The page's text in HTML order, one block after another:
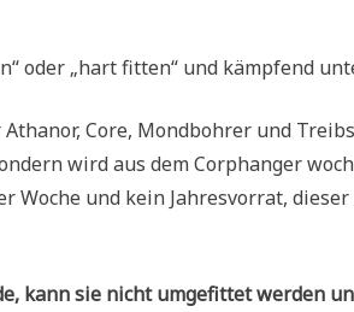
oder „hart fitten“ und kämpfend
Core, Mondbohrer und
wird aus dem Corphanger
Woche und kein Jahresvorrat,
kann sie nicht umgefittet werden